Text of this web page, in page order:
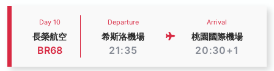
Day 10
長榮航空
BR68
Departure
希斯洛機場
21:35
Arrival
桃園國際機場
20:30+1